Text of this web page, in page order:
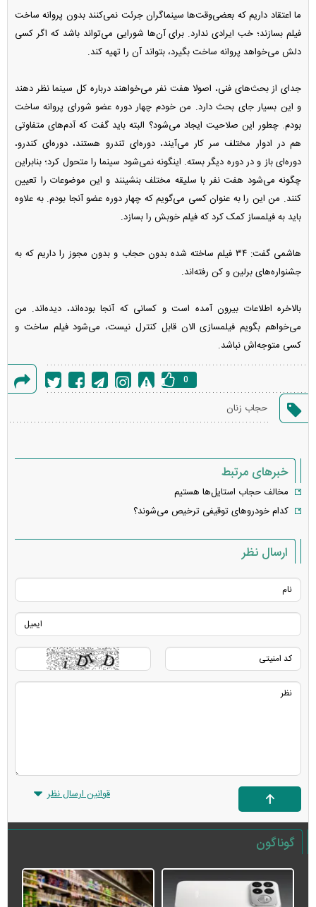
ما اعتقاد داریم که بعضی‌وقت‌ها سینماگران جرئت نمی‌کنند بدون پروانه ساخت
فیلم بسازند؛ خب ایرادی ندارد. برای آن‌ها شورایی می‌تواند باشد که اگر کسی
دلش می‌خواهد پروانه ساخت بگیرد، بتواند آن را تهیه کند.
جدای از بحث‌های فنی، اصولا هفت نفر می‌خواهند درباره کل سینما نظر دهند
و این بسیار جای بحث دارد. من خودم چهار دوره عضو شورای پروانه ساخت
بودم. چطور این صلاحیت ایجاد می‌شود؟ البته باید گفت که آدم‌های متفاوتی
هم در ادوار مختلف سر کار می‌آیند، دوره‌ای تندرو هستند، دوره‌ای کندرو،
دوره‌ای باز و در دوره دیگر بسته. اینگونه نمی‌شود سینما را متحول کرد؛ بنابراین
چگونه می‌شود هفت نفر با سلیقه مختلف بنشینند و این موضوعات را تعیین
کنند. من این را به عنوان کسی می‌گویم که چهار دوره عضو آنجا بودم. به علاوه
باید به فیلمساز کمک کرد که فیلم خوبش را بسازد.
هاشمی گفت: ۳۴ فیلم ساخته شده بدون حجاب و بدون مجوز را داریم که به
جشنواره‌های برلین و کن رفته‌اند.
بالاخره اطلاعات بیرون آمده است و کسانی که آنجا بوده‌اند، دیده‌اند. من
می‌خواهم بگویم فیلمسازی الان قابل کنترل نیست، می‌شود فیلم ساخت و
کسی متوجه‌اش نباشد.
خطا
0
حجاب زنان
خبرهای مرتبط
مخالف حجاب استایل‌ها هستیم
کدام خودرو‌های توقیفی ترخیص می‌شوند؟
ارسال نظر
قوانین ارسال نظر
گوناگون